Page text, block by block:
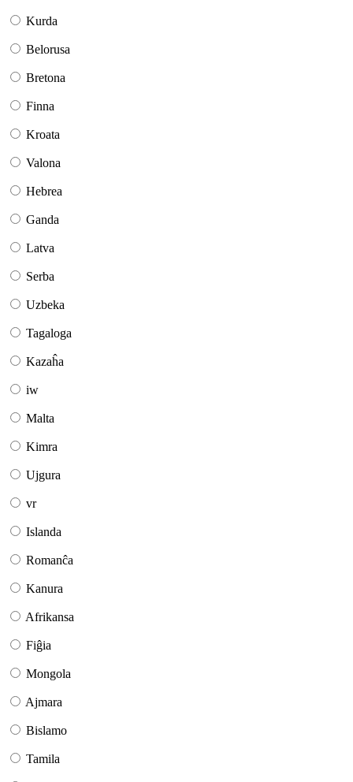
Kurda
Belorusa
Bretona
Finna
Kroata
Valona
Hebrea
Ganda
Latva
Serba
Uzbeka
Tagaloga
Kazaĥa
iw
Malta
Kimra
Ujgura
vr
Islanda
Romanĉa
Kanura
Afrikansa
Fiĝia
Mongola
Ajmara
Bislamo
Tamila